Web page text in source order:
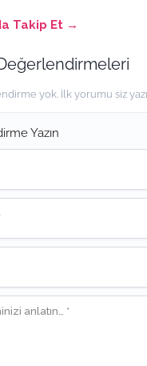
Takip Et →
yok. İlk yorumu siz
Yazın